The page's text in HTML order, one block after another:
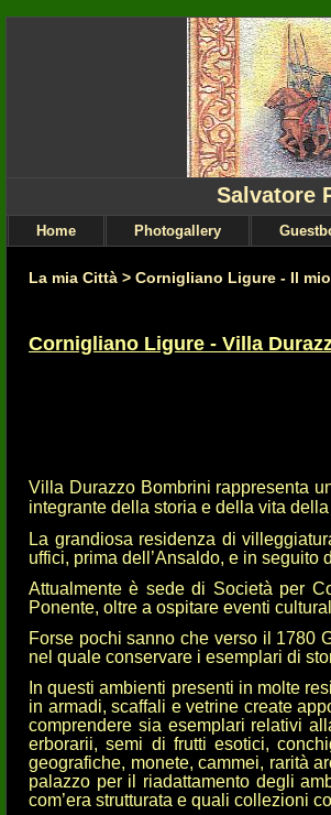
Salvatore
Home Photogallery
La mia Città > Cornigliano Ligure - Il
Cornigliano Ligure - Villa
Villa Durazzo Bombrini rappresenta
integrante della storia e della vita
La grandiosa residenza di
uffici, prima dell’Ansaldo, e in seguito
Attualmente è sede di Società per
Ponente, oltre a ospitare eventi
Forse pochi sanno che verso il 1780
nel quale conservare i esemplari di
In questi ambienti presenti in molte
in armadi, scaffali e vetrine create
comprendere sia esemplari relativi
erborarii, semi di frutti esotici,
geografiche, monete, cammei, rarità
palazzo per il riadattamento degli
com’era strutturata e quali collezioni